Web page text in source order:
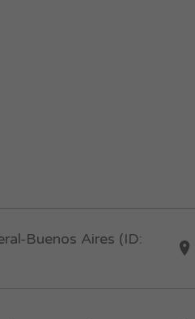
Buenos Aires (ID: